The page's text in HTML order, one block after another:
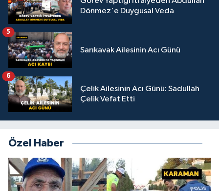
Dönmez'e Duygusal Veda
Sarıkavak Ailesinin Acı Günü
5
Çelik Ailesinin Acı Günü: Sadullah
Çelik Vefat Etti
6
Özel Haber